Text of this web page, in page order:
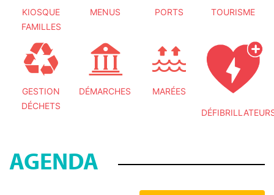
KIOSQUE
FAMILLES
MENUS PORTS TOURISME
GESTION
DÉCHETS
DÉMARCHES MARÉES
AGENDA